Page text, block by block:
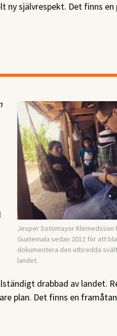
ny självrespekt. Det finns
Jesper Sotomayor Klemedsson
Guatemala sedan 2012 för att
dokumentera den utbredda
landet.
drabbad av landet.
plan. Det finns en